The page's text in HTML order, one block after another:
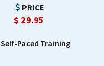
PRICE
$ 29.95
Self-Paced Training